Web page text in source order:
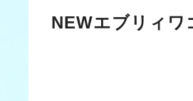
NEWエブリィワ